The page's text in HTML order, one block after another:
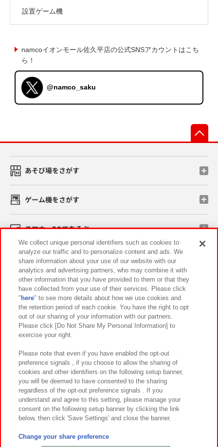
設置ゲーム機
namcoイオンモール佐久平店の公式SNSアカウントはこち
ら！
@namco_saku
あそび場をさがす
ゲーム機をさがす
スマホ・PCであそぶ
イベント・キャンペーン
関連会社 サステナビリティ サイトポリシー
プライバシーポリシー ウェブアクセシビリティ方針と検証結果
お取引先さまとともに
カスタマーハラスメント対応方針 よくあるご質問・お問い合わせ
©Bandai Namco Amusement Inc.
©Bandai Namco Amusement Lab Inc.
We collect unique personal identifiers such as cookies to
analyze our traffic and to personalize content and ads. We
share information about your use of our website with our
analytics and advertising partners, who may combine it with
other information that you have provided to them or that they
have collected from your use of their services. Please click
" here" to see more details about how we use cookies and
the retention period of each cookie. You have the right to opt
out of our sharing of your information with our partners.
Please click [Do Not Share My Personal Information] to
exercise your right.
Please note that even if you have enabled the opt-out
preference signals , if you choose to allow the sharing of
cookies and other identifiers on the following setup banner,
you will be deemed to have consented to the sharing
regardless of the opt-out preference signals . If you
understand and agree to this setting, please manage your
consent on the following setup banner by clicking the link
below, then click 'Save Settings' and close the banner.
Change your share preference